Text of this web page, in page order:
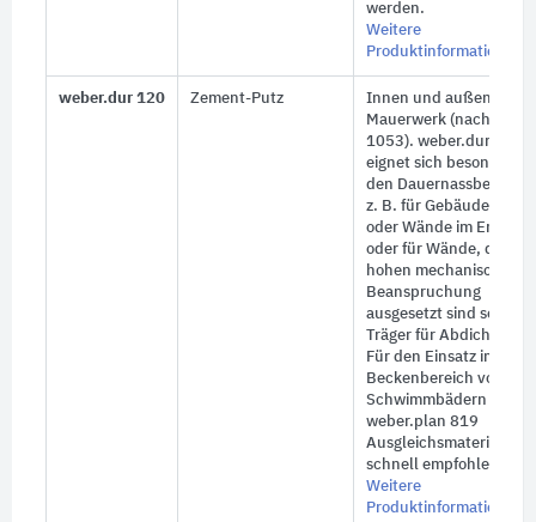
werden.
Weitere
Produktinformationen
weber.dur 120 Zement-Putz
Innen und außen, auf
Mauerwerk (nach DIN
1053). weber.dur 120
eignet sich besonders
den Dauernassbereich,
z. B. für Gebäudesockel
oder Wände im Erdreich
oder für Wände, die
hohen mechanischen
Beanspruchung
ausgesetzt sind sowie
Träger für
Für den Einsatz im
Beckenbereich von
Schwimmbädern wird
weber.plan 819
Ausgleichsmaterial
schnell empfohlen.
Weitere
Produktinformationen